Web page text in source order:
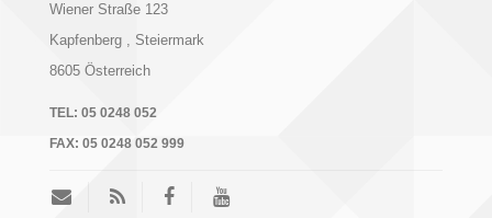
Wiener Straße 123
Kapfenberg , Steiermark
8605 Österreich
TEL: 05 0248 052
FAX: 05 0248 052 999